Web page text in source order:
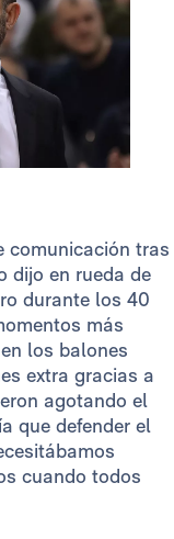
comunicación tras
dijo en rueda de
durante los 40
más
los balones
extra gracias a
agotando el
que defender el
cuando todos